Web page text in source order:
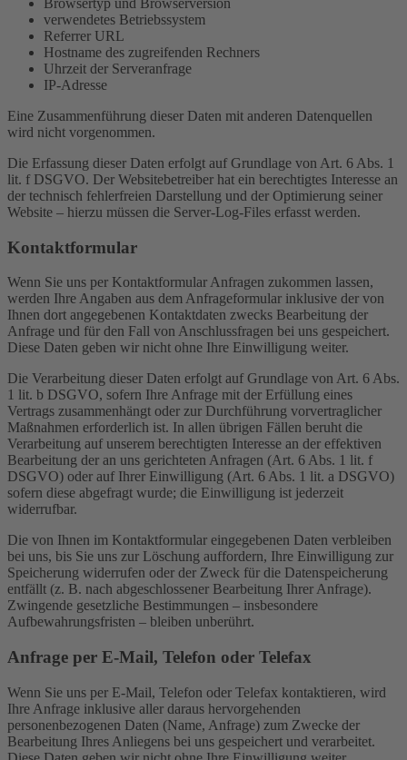
Browsertyp und Browserversion
verwendetes Betriebssystem
Referrer URL
Hostname des zugreifenden Rechners
Uhrzeit der Serveranfrage
IP-Adresse
Eine Zusammenführung dieser Daten mit anderen Datenquellen
wird nicht vorgenommen.
Die Erfassung dieser Daten erfolgt auf Grundlage von Art. 6 Abs. 1
lit. f DSGVO. Der Websitebetreiber hat ein berechtigtes Interesse an
der technisch fehlerfreien Darstellung und der Optimierung seiner
Website – hierzu müssen die Server-Log-Files erfasst werden.
Kontaktformular
Wenn Sie uns per Kontaktformular Anfragen zukommen lassen,
werden Ihre Angaben aus dem Anfrageformular inklusive der von
Ihnen dort angegebenen Kontaktdaten zwecks Bearbeitung der
Anfrage und für den Fall von Anschlussfragen bei uns gespeichert.
Diese Daten geben wir nicht ohne Ihre Einwilligung weiter.
Die Verarbeitung dieser Daten erfolgt auf Grundlage von Art. 6 Abs.
1 lit. b DSGVO, sofern Ihre Anfrage mit der Erfüllung eines
Vertrags zusammenhängt oder zur Durchführung vorvertraglicher
Maßnahmen erforderlich ist. In allen übrigen Fällen beruht die
Verarbeitung auf unserem berechtigten Interesse an der effektiven
Bearbeitung der an uns gerichteten Anfragen (Art. 6 Abs. 1 lit. f
DSGVO) oder auf Ihrer Einwilligung (Art. 6 Abs. 1 lit. a DSGVO)
sofern diese abgefragt wurde; die Einwilligung ist jederzeit
widerrufbar.
Die von Ihnen im Kontaktformular eingegebenen Daten verbleiben
bei uns, bis Sie uns zur Löschung auffordern, Ihre Einwilligung zur
Speicherung widerrufen oder der Zweck für die Datenspeicherung
entfällt (z. B. nach abgeschlossener Bearbeitung Ihrer Anfrage).
Zwingende gesetzliche Bestimmungen – insbesondere
Aufbewahrungsfristen – bleiben unberührt.
Anfrage per E-Mail, Telefon oder Telefax
Wenn Sie uns per E-Mail, Telefon oder Telefax kontaktieren, wird
Ihre Anfrage inklusive aller daraus hervorgehenden
personenbezogenen Daten (Name, Anfrage) zum Zwecke der
Bearbeitung Ihres Anliegens bei uns gespeichert und verarbeitet.